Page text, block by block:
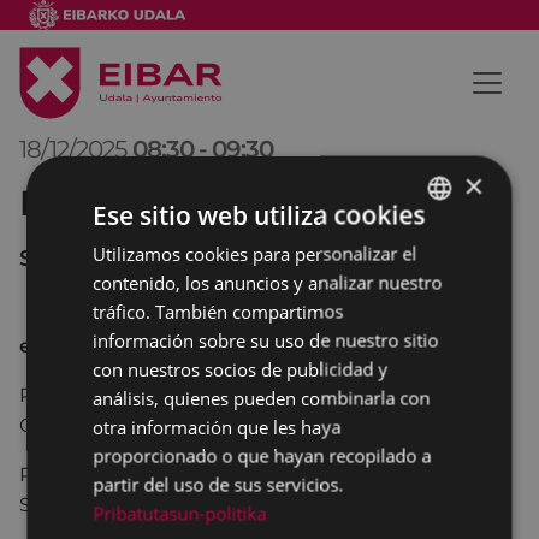
18/12/2025 08:30 - 09:30
Pleno Municipal
Salón de Plenos
extraordinario
Punto 1: Propuesta de aprobación del Presupuesto
Consolidado para el ejercicio 2026 y Anexos.
Punto 2: Aprobación del Plan Estratégico de
Subvenciones para el año 2026.
BASQUE
SPANISH
×
Ese sitio web utiliza cookies
Utilizamos cookies para personalizar el
contenido, los anuncios y analizar nuestro
tráfico. También compartimos
información sobre su uso de nuestro sitio
con nuestros socios de publicidad y
análisis, quienes pueden combinarla con
otra información que les haya
proporcionado o que hayan recopilado a
partir del uso de sus servicios.
Pribatutasun-politika